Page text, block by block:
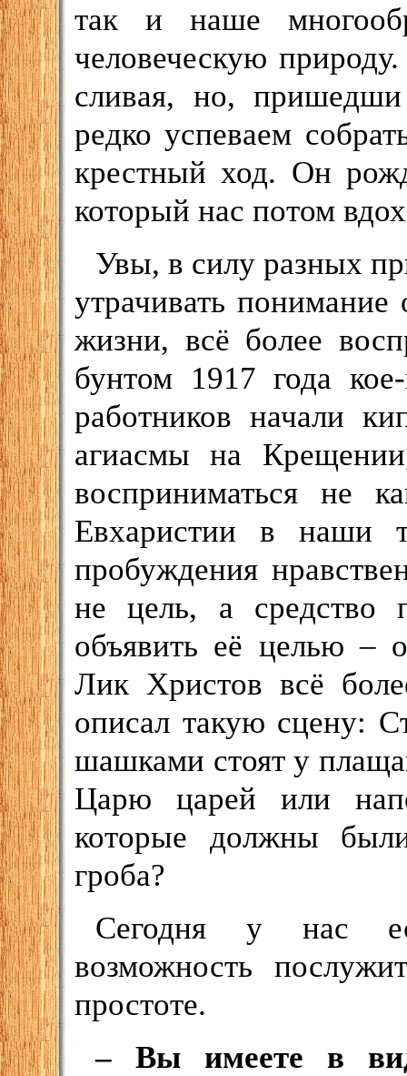
так и наше
человеческую
сливая, но,
редко успеваем
крестный ход. Он
который нас потом
Увы, в силу разных
утрачивать
жизни, всё более
бунтом 1917 года
работников начали
агиасмы на
восприниматься не
Евхаристии в наши
пробуждения
не цель, а средство
объявить её целью –
Лик Христов всё
описал такую сцену:
шашками стоят у
Царю царей или
которые должны
гроба?
Сегодня у нас
возможность
простоте.
– Вы имеете в